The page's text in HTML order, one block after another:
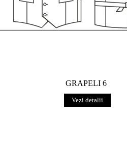
GRAPELI 6
Vezi detalii